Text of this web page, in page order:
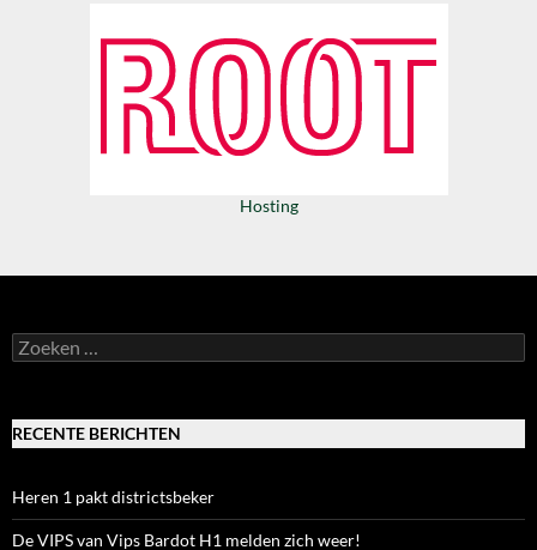
Hosting
Zoeken
naar:
RECENTE BERICHTEN
Heren 1 pakt districtsbeker
De VIPS van Vips Bardot H1 melden zich weer!